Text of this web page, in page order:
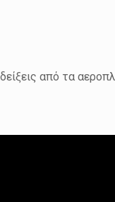
από τα